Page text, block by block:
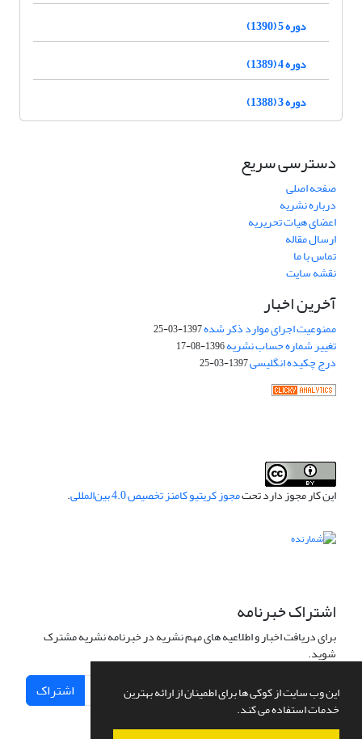
این وب سایت از کوکی ها برای اطمینان از ارائه بهترین
خدمات استفاده می کند.
دوره 5 (1390)
دوره 4 (1389)
دوره 3 (1388)
دسترسی سریع
صفحه اصلی
درباره نشریه
اعضای هیات تحریریه
ارسال مقاله
تماس با ما
نقشه سایت
آخرین اخبار
ممنوعیت اجرای موارد ذکر شده1397-03-25
تغییر شماره حساب نشریه1396-08-17
درج چکیده انگلیسی1397-03-25
این کار مجوز دارد تحتمجوز کریتیو کامنز تخصیص 4.0 بین‌المللی .
اشتراک خبرنامه
برای دریافت اخبار و اطلاعیه های مهم نشریه در خبرنامه نشریه مشترک
شوید.
اشتراک